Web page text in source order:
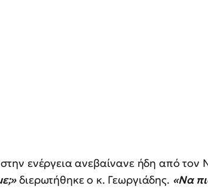
ενέργεια ανεβαίνανε ήδη από τον
διερωτήθηκε ο κ. Γεωργιάδης. «Να